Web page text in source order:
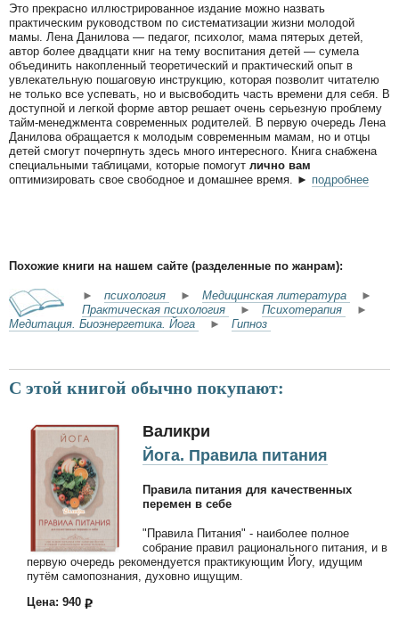
Это прекрасно иллюстрированное издание можно назвать
практическим руководством по систематизации жизни молодой
мамы. Лена Данилова — педагог, психолог, мама пятерых детей,
автор более двадцати книг на тему воспитания детей — сумела
объединить накопленный теоретический и практический опыт в
увлекательную пошаговую инструкцию, которая позволит читателю
не только все успевать, но и высвободить часть времени для себя. В
доступной и легкой форме автор решает очень серьезную проблему
тайм-менеджмента современных родителей. В первую очередь Лена
Данилова обращается к молодым современным мамам, но и отцы
детей смогут почерпнуть здесь много интересного. Книга снабжена
специальными таблицами, которые помогут лично вам
оптимизировать свое свободное и домашнее время. ► подробнее
Похожие книги на нашем сайте (разделенные по жанрам):
► психология ► Медицинская литература
►
Практическая психология
► Психотерапия
►
Медитация. Биоэнергетика. Йога
► Гипноз
С этой книгой обычно покупают:
Валикри
Йога. Правила питания
Правила питания для качественных
перемен в себе
"Правила Питания" - наиболее полное
собрание правил рационального питания, и в
первую очередь рекомендуется практикующим Йогу, идущим
путём самопознания, духовно ищущим.
Цена: 940